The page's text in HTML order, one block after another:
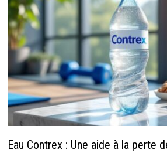
Eau Contrex : Une aide à la perte